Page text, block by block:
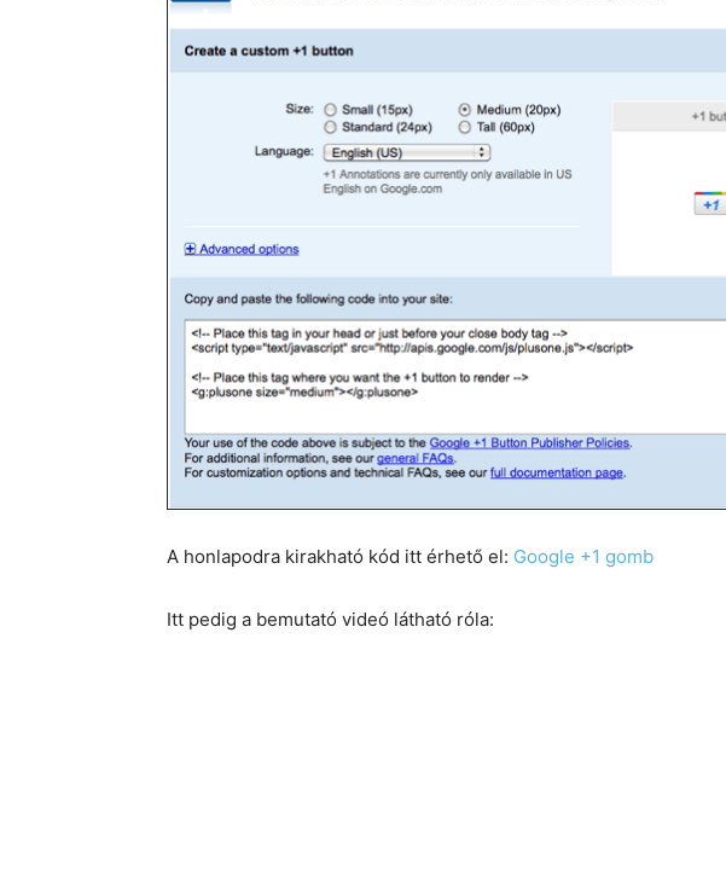
A honlapodra kirakható kód itt érhető el: Google +1 gomb
Itt pedig a bemutató videó látható róla: